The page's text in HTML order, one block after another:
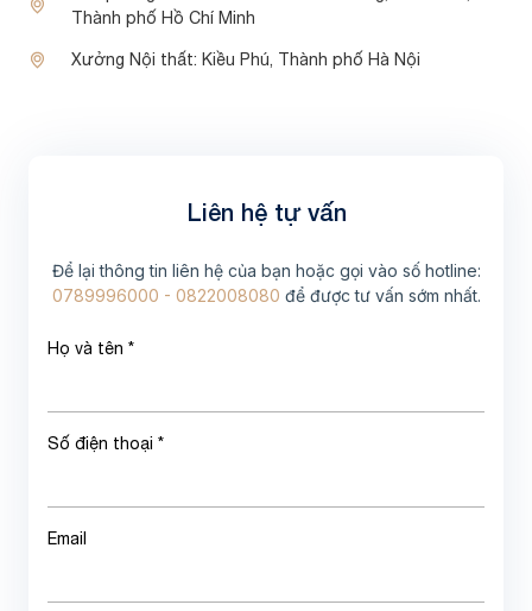
Thành phố Hồ Chí Minh
Xưởng Nội thất: Kiều Phú, Thành phố Hà Nội
Liên hệ tự vấn
Để lại thông tin liên hệ của bạn hoặc gọi vào số hotline:
0789996000 - 0822008080 để được tư vấn sớm nhất.
Họ và tên *
Số điện thoại *
Email